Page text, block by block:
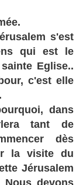
s'est
qui est le
Eglise..
c'est elle
dans
tant de
dès
la visite du
Jérusalem